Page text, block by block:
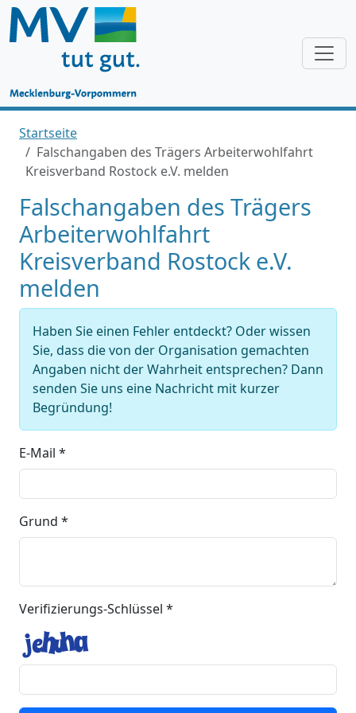
Startseite
Falschangaben des Trägers Arbeiterwohlfahrt
Kreisverband Rostock e.V. melden
Falschangaben des Trägers
Arbeiterwohlfahrt
Kreisverband Rostock e.V.
melden
Haben Sie einen Fehler entdeckt? Oder wissen
Sie, dass die von der Organisation gemachten
Angaben nicht der Wahrheit entsprechen? Dann
senden Sie uns eine Nachricht mit kurzer
Begründung!
E-Mail *
Grund *
Verifizierungs-Schlüssel *